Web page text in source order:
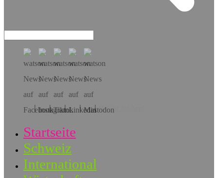
Hol dir die App!
Startseite
Schweiz
International